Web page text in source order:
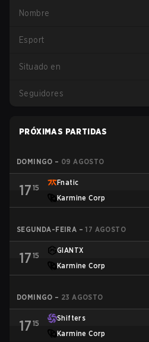
Nombre
Esport
Situado en
Seguidores
PRÓXIMAS PARTIDAS
DOMINGO – 09 AGOSTO
17 15
Fnatic
Karmine Corp
SEGUNDA-FEIRA – 17 AGOSTO
17 15
GIANTX
Karmine Corp
DOMINGO – 23 AGOSTO
17 15
Shifters
Karmine Corp